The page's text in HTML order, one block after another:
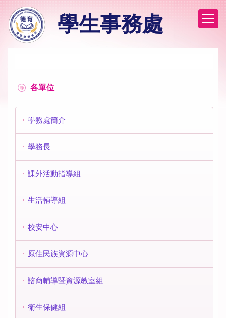
到
主
學生事務處
:::
各單位
學務處簡介
學務長
課外活動指導組
生活輔導組
校安中心
原住民族資源中心
諮商輔導暨資源教室組
衛生保健組